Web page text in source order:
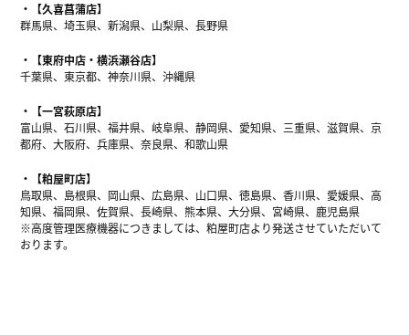
【久喜菖蒲店】
群馬県、埼玉県、新潟県、山梨県、長野県
【東府中店・横浜瀬谷店】
千葉県、東京都、神奈川県、沖縄県
【一宮萩原店】
富山県、石川県、福井県、岐阜県、静岡県、愛知県、三重県、滋賀県、京
都府、大阪府、兵庫県、奈良県、和歌山県
【粕屋町店】
鳥取県、島根県、岡山県、広島県、山口県、徳島県、香川県、愛媛県、高
知県、福岡県、佐賀県、長崎県、熊本県、大分県、宮崎県、鹿児島県
※高度管理医療機器につきましては、粕屋町店より発送させていただいて
おります。